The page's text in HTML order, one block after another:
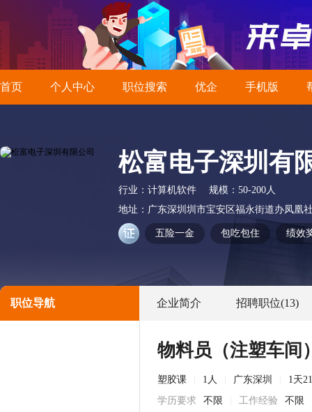
首页 个人中心 职位搜索 优企 手机版
松富电子深圳有
行业： 计算机软件 规模： 50-200人
地址： 广东深圳圳市宝安区福永街道办凤凰
五险一金 包吃包住 绩效
职位导航 企业简介 招聘职位(13)
物料员（注塑车间
塑胶课 1人 广东深圳
1天
学历要求
不限 工作经验 不限